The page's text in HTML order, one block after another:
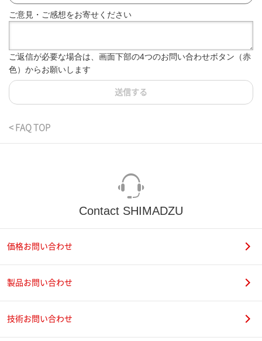
ご意見・ご感想をお寄せください
ご返信が必要な場合は、画面下部の4つのお問い合わせボタン（赤
色）からお願いします
送信する
< FAQ TOP
Contact SHIMADZU
価格お問い合わせ
製品お問い合わせ
技術お問い合わせ